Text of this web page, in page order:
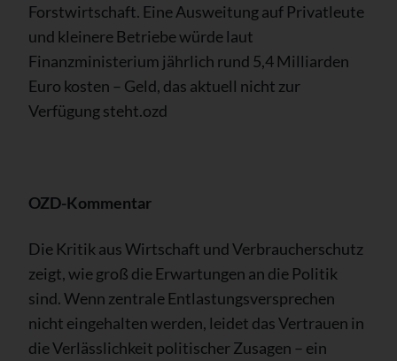
Forstwirtschaft. Eine Ausweitung auf Privatleute
und kleinere Betriebe würde laut
Finanzministerium jährlich rund 5,4 Milliarden
Euro kosten – Geld, das aktuell nicht zur
Verfügung steht.ozd
OZD-Kommentar
Die Kritik aus Wirtschaft und Verbraucherschutz
zeigt, wie groß die Erwartungen an die Politik
sind. Wenn zentrale Entlastungsversprechen
nicht eingehalten werden, leidet das Vertrauen in
die Verlässlichkeit politischer Zusagen – ein